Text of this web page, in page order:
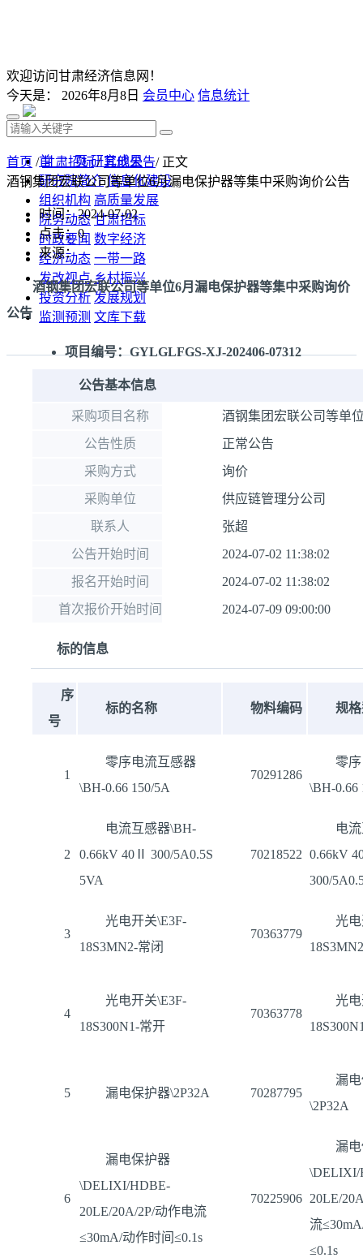
欢迎访问甘肃经济信息网！
今天是： 2026年8月8日 会员中心 信息统计
首 页 研究成果
研究院简介 信息化建设
组织机构 高质量发展
院务动态 甘肃招标
时政要闻 数字经济
经济动态 一带一路
发改视点 乡村振兴
投资分析 发展规划
监测预测 文库下载
首页 /甘肃招标/其他公告/ 正文
酒钢集团宏联公司等单位6月漏电保护器等集中采购询价公告
时间：2024-07-02
点击：0
来源：
酒钢集团宏联公司等单位6月漏电保护器等集中采购询价
公告
项目编号：GYLGLFGS-XJ-202406-07312
公告基本信息
采购项目名称
酒钢集团宏联公司等单
公告性质
正常公告
采购方式
询价
采购单位
供应链管理分公司
联系人
张超
公告开始时间
2024-07-02 11:38:02
报名开始时间
2024-07-02 11:38:02
首次报价开始时间
2024-07-09 09:00:00
标的信息
序
号
标的名称 物料编码 规
1
零序电流互感器
\BH-0.66 150/5A
70291286
零
\BH-0.66
2
电流互感器\BH-
0.66kV 40Ⅱ 300/5A0.5S
5VA
70218522
电
0.66kV
300/
3
光电开关\E3F-
18S3MN2-常闭
70363779
光
4
光电开关\E3F-
18S300N1-常开
70363778
光
5 漏电保护器\2P32A 70287795
漏
\2P32A
6
漏电保护器
\DELIXI/HDBE-
20LE/20A/2P/动作电流
≤30mA/动作时间≤0.1s
70225906
漏
\DELIXI/
20LE/
流
≤0.1s